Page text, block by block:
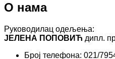
О нама
Руководилац одељења:
ЈЕЛЕНА ПОПОВИЋ дипл.
Број телефона: 021/